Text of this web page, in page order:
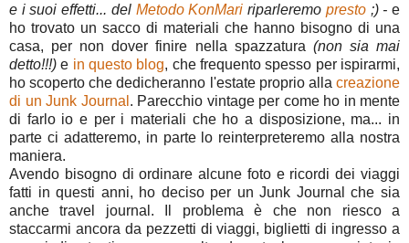
e i suoi effetti... del Metodo KonMari riparleremo presto;) - e
ho trovato un sacco di materiali che hanno bisogno di una
casa, per non dover finire nella spazzatura (non sia mai
detto!!!) e in questo blog, che frequento spesso per ispirarmi,
ho scoperto che dedicheranno l'estate proprio alla creazione
di un Junk Journal . Parecchio vintage per come ho in mente
di farlo io e per i materiali che ho a disposizione, ma... in
parte ci adatteremo, in parte lo reinterpreteremo alla nostra
maniera.
Avendo bisogno di ordinare alcune foto e ricordi dei viaggi
fatti in questi anni, ho deciso per un Junk Journal che sia
anche travel journal. Il problema è che non riesco a
staccarmi ancora da pezzetti di viaggi, biglietti di ingresso a